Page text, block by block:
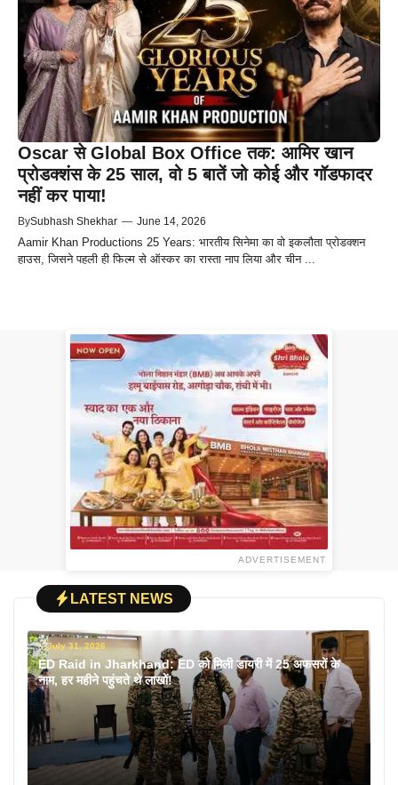
Oscar से Global Box Office तक: आमिर खान
प्रोडक्शंस के 25 साल, वो 5 बातें जो कोई और गॉडफादर
नहीं कर पाया!
BySubhash Shekhar — June 14, 2026
Aamir Khan Productions 25 Years: भारतीय सिनेमा का वो इकलौता प्रोडक्शन
हाउस, जिसने पहली ही फिल्म से ऑस्कर का रास्ता नाप लिया और चीन ...
ADVERTISEMENT
LATEST NEWS
July 31, 2026
ED Raid in Jharkhand: ED को मिली डायरी में 25 अफसरों के
नाम, हर महीने पहुंचते थे लाखों!